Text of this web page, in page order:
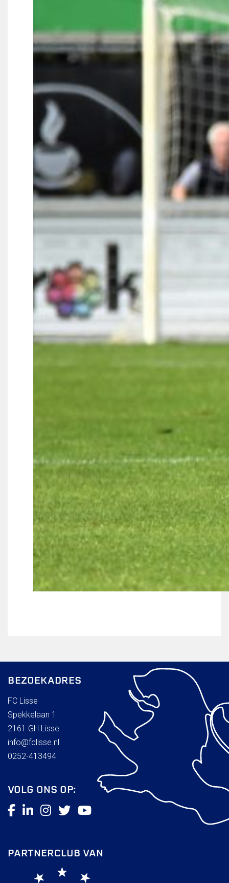
BEZOEKADRES
FC Lisse
Spekkelaan 1
2161 GH Lisse
info@fclisse.nl
0252-413494
VOLG ONS OP:
PARTNERCLUB VAN